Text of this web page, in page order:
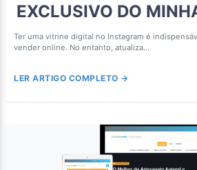
EXCLUSIVO DO
Ter uma vitrine digital no Instagram é
vender online. No entanto, atualiza...
LER ARTIGO COMPLETO →